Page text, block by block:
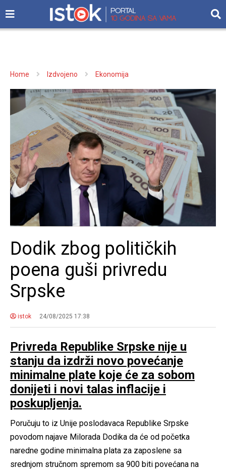
Home Izdvojeno Ekonomija
Dodik zbog političkih
poena guši privredu
Srpske
istok 24/08/2025 17:38
Privreda Republike Srpske nije u
stanju da izdrži novo povećanje
minimalne plate koje će za sobom
donijeti i novi talas inflacije i
poskupljenja.
Poručuju to iz Unije poslodavaca Republike Srpske
povodom najave Milorada Dodika da će od početka
naredne godine minimalna plata za zaposlene sa
srednjom stručnom spremom sa 900 biti povećana na